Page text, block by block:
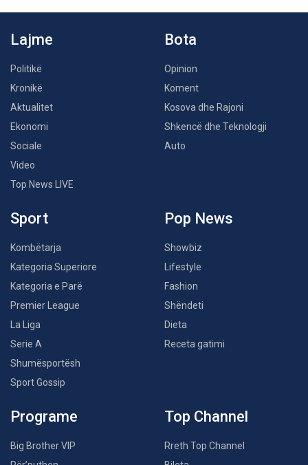
Lajme
Politikë
Kronikë
Aktualitet
Ekonomi
Sociale
Video
Top News LIVE
Bota
Opinion
Koment
Kosova dhe Rajoni
Shkencë dhe Teknologji
Auto
Sport
Kombëtarja
Kategoria Superiore
Kategoria e Parë
Premier League
La Liga
Serie A
Shumësportësh
Sport Gossip
Pop News
Showbiz
Lifestyle
Fashion
Shëndeti
Dieta
Receta gatimi
Programe
Big Brother VIP
Top Channel
Rreth Top Channel